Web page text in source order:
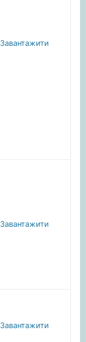
Завантажити
Завантажити
Завантажити